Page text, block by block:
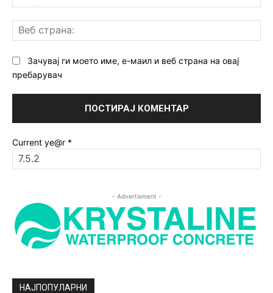
Зачувај ги моето име, е-маил и веб страна на овај
пребарувач
Current ye@r *
- Advertisment -
НАЈПОПУЛАРНИ